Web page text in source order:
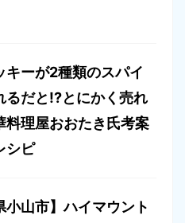
キーが2種類のスパイ
るだと!?とにかく売れ
料理屋おおたき氏考案
シピ
小山市】ハイマウント